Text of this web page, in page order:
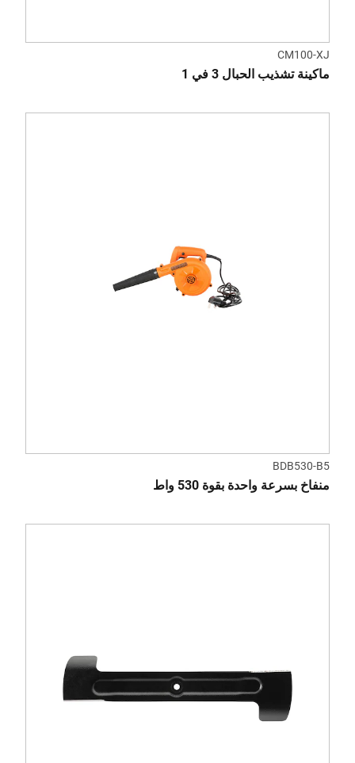
CM100-XJ
ماكينة تشذيب الحبال 3 في 1
BDB530-B5
منفاخ بسرعة واحدة بقوة 530 واط